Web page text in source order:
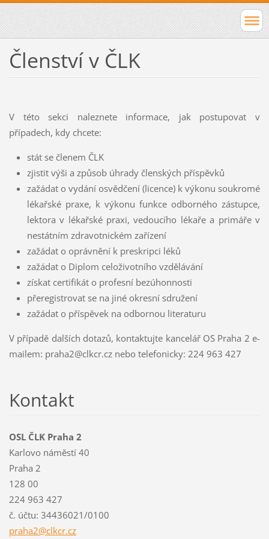
Členství v ČLK
V této sekci naleznete informace, jak postupovat v
případech, kdy chcete:
stát se členem ČLK
zjistit výši a způsob úhrady členských příspěvků
zažádat o vydání osvědčení (licence) k výkonu soukromé
lékařské praxe, k výkonu funkce odborného zástupce,
lektora v lékařské praxi, vedoucího lékaře a primáře v
nestátním zdravotnickém zařízení
zažádat o oprávnění k preskripci léků
zažádat o Diplom celoživotního vzdělávání
získat certifikát o profesní bezúhonnosti
přeregistrovat se na jiné okresní sdružení
zažádat o příspěvek na odbornou literaturu
V případě dalších dotazů, kontaktujte kancelář OS Praha 2 e-
mailem: praha2@clkcr.cz nebo telefonicky: 224 963 427
Kontakt
OSL ČLK Praha 2
Karlovo náměstí 40
Praha 2
128 00
224 963 427
č. účtu: 34436021/0100
praha2@clkcr.cz